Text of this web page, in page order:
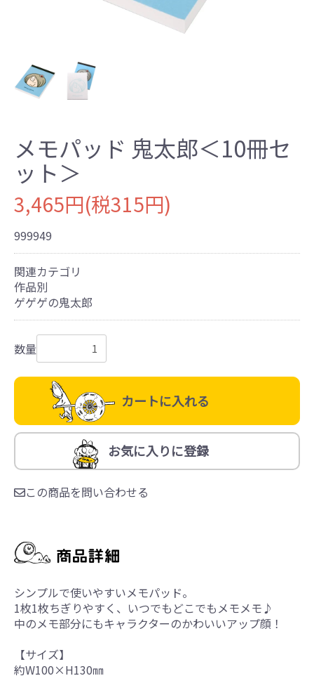
メモパッド 鬼太郎＜10冊セ
ット＞
3,465円(税315円)
999949
関連カテゴリ
作品別
ゲゲゲの鬼太郎
数量
カートに入れる
お気に入りに登録
この商品を問い合わせる
シンプルで使いやすいメモパッド。
1枚1枚ちぎりやすく、いつでもどこでもメモメモ♪
中のメモ部分にもキャラクターのかわいいアップ顔！
【サイズ】
約W100×H130㎜